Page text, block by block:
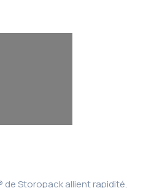
de Storopack allient rapidité,